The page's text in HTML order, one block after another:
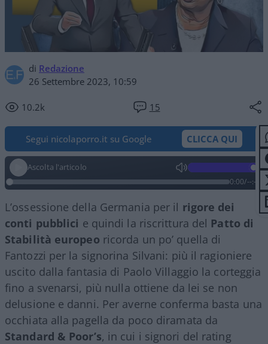
di Redazione
26 Settembre 2023, 10:59
10.2k 15
Segui nicolaporro.it su Google CLICCA QUI
Ascolta l'articolo
0:00/--:--
L’ossessione della Germania per il rigore dei
conti pubblici e quindi la riscrittura del Patto di
Stabilità europeo ricorda un po’ quella di
Fantozzi per la signorina Silvani: più il ragioniere
uscito dalla fantasia di Paolo Villaggio la corteggia
fino a svenarsi, più nulla ottiene da lei se non
delusione e danni. Per averne conferma basta una
occhiata alla pagella da poco diramata da
Standard & Poor’s, in cui i signori del rating